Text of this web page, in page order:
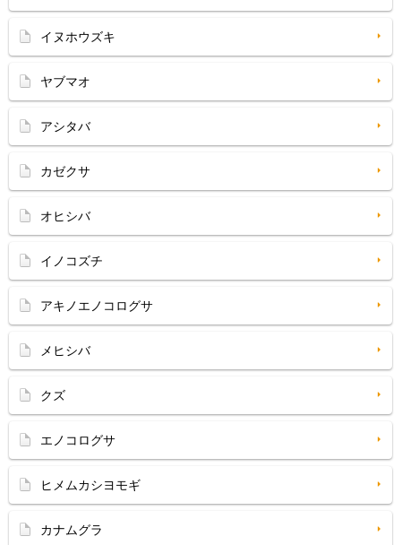
イヌホウズキ
ヤブマオ
アシタバ
カゼクサ
オヒシバ
イノコズチ
アキノエノコログサ
メヒシバ
クズ
エノコログサ
ヒメムカシヨモギ
カナムグラ